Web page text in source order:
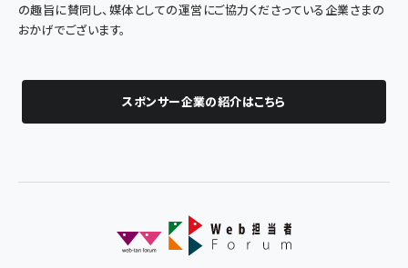
の趣旨に賛同し、媒体としての運営にご協力くださっている企業さまの
おかげでございます。
スポンサー企業の紹介はこちら